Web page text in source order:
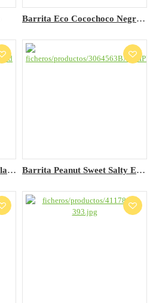
Barrita Eco Cocochoco Negro 53 G
Barrita Peanut Dark Chocolate Eco Barrita Peanut Sweet Salty Eco.